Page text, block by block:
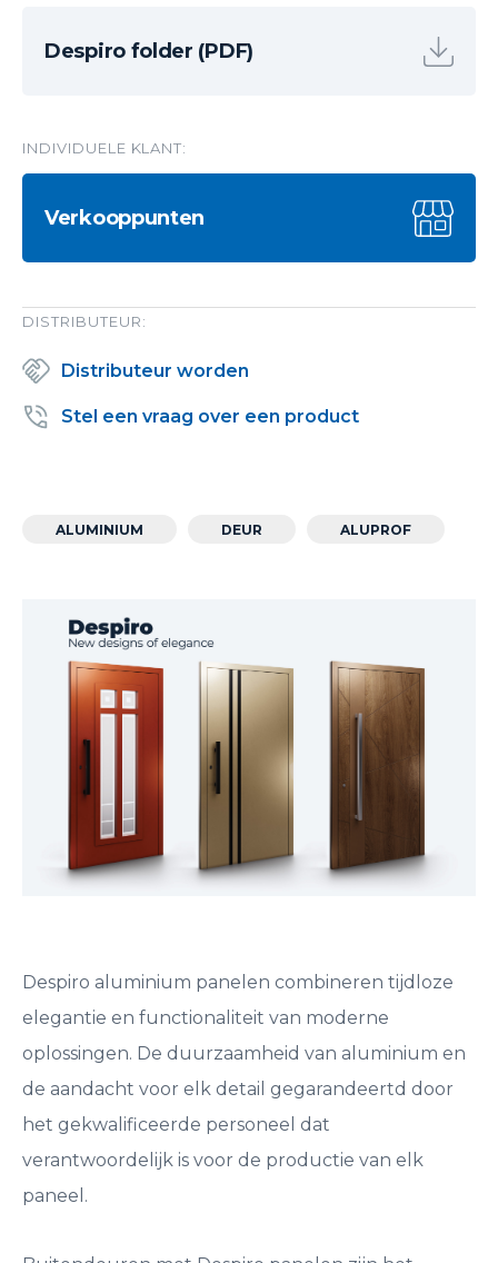
Despiro folder (PDF)
INDIVIDUELE KLANT:
Verkooppunten
DISTRIBUTEUR:
Distributeur worden
Stel een vraag over een product
ALUMINIUM DEUR ALUPROF
Despiro aluminium panelen combineren tijdloze
elegantie en functionaliteit van moderne
oplossingen. De duurzaamheid van aluminium en
de aandacht voor elk detail gegarandeertd door
het gekwalificeerde personeel dat
verantwoordelijk is voor de productie van elk
paneel.